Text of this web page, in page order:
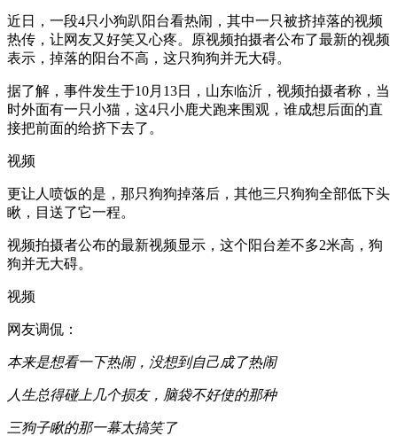
近日，一段4只小狗趴阳台看热闹，其中一只被挤掉落的视频
热传，让网友又好笑又心疼。原视频拍摄者公布了最新的视频
表示，掉落的阳台不高，这只狗狗并无大碍。
据了解，事件发生于10月13日，山东临沂，视频拍摄者称，当
时外面有一只小猫，这4只小鹿犬跑来围观，谁成想后面的直
接把前面的给挤下去了。
视频
更让人喷饭的是，那只狗狗掉落后，其他三只狗狗全部低下头
瞅，目送了它一程。
视频拍摄者公布的最新视频显示，这个阳台差不多2米高，狗
狗并无大碍。
视频
网友调侃：
本来是想看一下热闹，没想到自己成了热闹
人生总得碰上几个损友，脑袋不好使的那种
三狗子瞅的那一幕太搞笑了